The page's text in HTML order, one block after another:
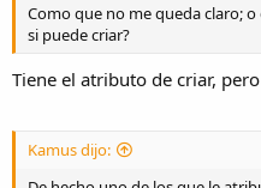
Como que no me queda claro;
si puede criar?
Tiene el atributo de criar,
Kamus dijo: